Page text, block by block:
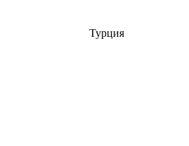
Турция